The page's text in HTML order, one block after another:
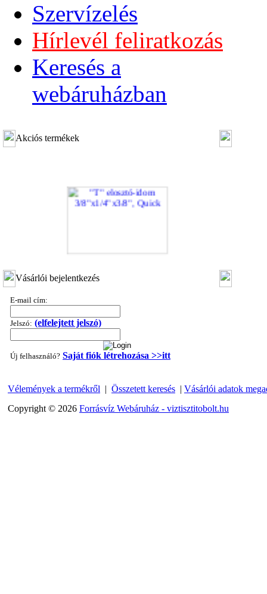
Szervízelés
Hírlevél feliratkozás
Keresés a
webáruházban
Akciós termékek
---------
"T" elosztó-idom 1/4"x3/8"x1/4", Quick
Vásárlói bejelentkezés
E-mail cím:
Jelszó: (elfelejtett jelszó)
Új felhasználó? Saját fiók létrehozása >>itt
Vélemények a termékről | Összetett keresés | Vásárlói adatok
Copyright © 2026 Forrásvíz Webáruház - viztisztitobolt.hu